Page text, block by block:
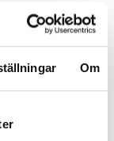
Om
i funktionellt
renovering.